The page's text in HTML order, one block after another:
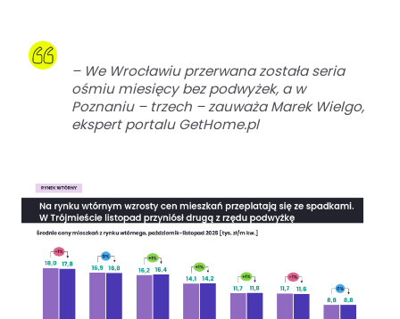
– We Wrocławiu przerwana została seria
ośmiu miesięcy bez podwyżek, a w
Poznaniu – trzech – zauważa Marek Wielgo,
ekspert portalu GetHome.pl